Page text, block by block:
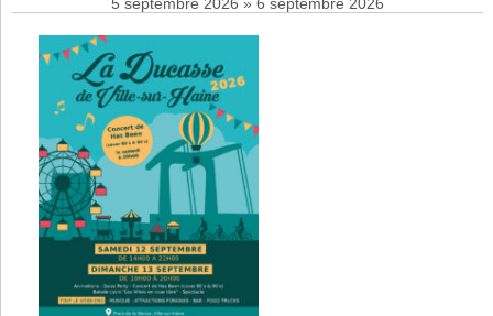
5 septembre 2026 » 6 septembre 2026